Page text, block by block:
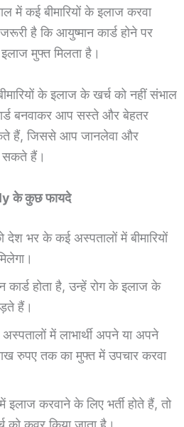
में कई बीमारियों के इलाज करवा
है कि आयुष्मान कार्ड होने पर
मुफ्त मिलता है।
के इलाज के खर्च को नहीं संभाल
बनवाकर आप सस्ते और बेहतर
हैं, जिससे आप जानलेवा और
सकते हैं।
के कुछ फायदे
भर के कई अस्पतालों में बीमारियों
कार्ड होता है, उन्हें रोग के इलाज के
हैं।
में लाभार्थी अपने या अपने
रुपए तक का मुफ्त में उपचार करवा
करवाने के लिए भर्ती होते हैं, तो